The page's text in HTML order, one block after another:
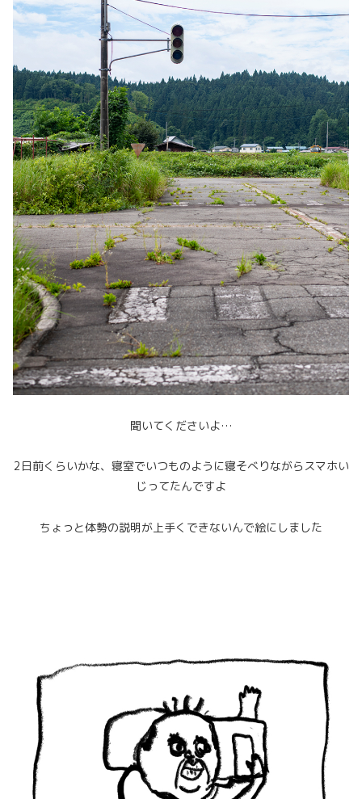
聞いてくださいよ…
2日前くらいかな、寝室でいつものように寝そべりながらスマホい
じってたんですよ
ちょっと体勢の説明が上手くできないんで絵にしました